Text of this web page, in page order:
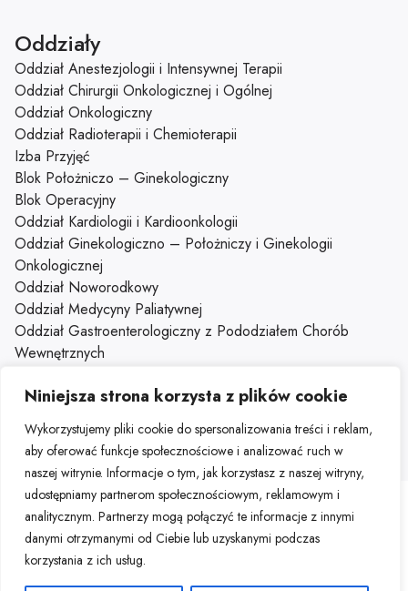
Niniejsza strona korzysta z plików cookie
Wykorzystujemy pliki cookie do spersonalizowania treści i reklam,
aby oferować funkcje społecznościowe i analizować ruch w
naszej witrynie. Informacje o tym, jak korzystasz z naszej witryny,
udostępniamy partnerom społecznościowym, reklamowym i
analitycznym. Partnerzy mogą połączyć te informacje z innymi
danymi otrzymanymi od Ciebie lub uzyskanymi podczas
korzystania z ich usług.
Oddziały
Oddział Anestezjologii i Intensywnej Terapii
Oddział Chirurgii Onkologicznej i Ogólnej
Oddział Onkologiczny
Oddział Radioterapii i Chemioterapii
Izba Przyjęć
Blok Położniczo – Ginekologiczny
Blok Operacyjny
Oddział Kardiologii i Kardioonkologii
Oddział Ginekologiczno – Położniczy i Ginekologii
Onkologicznej
Oddział Noworodkowy
Oddział Medycyny Paliatywnej
Oddział Gastroenterologiczny z Pododziałem Chorób
Wewnętrznych
Klinika Onkologii
Mapa stronyDeklaracja dostępnościPortal HR
Portal pracowniczy